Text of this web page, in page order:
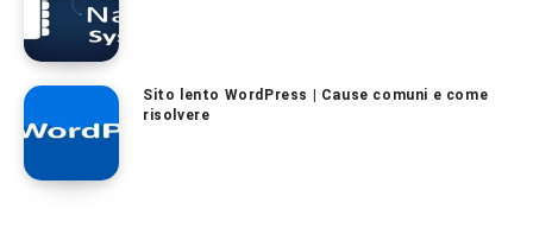
Sito lento WordPress | Cause comuni e come
risolvere